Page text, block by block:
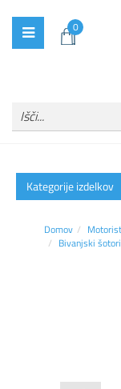
0
Kategorije izdelkov
Domov
Bivanjski šotori